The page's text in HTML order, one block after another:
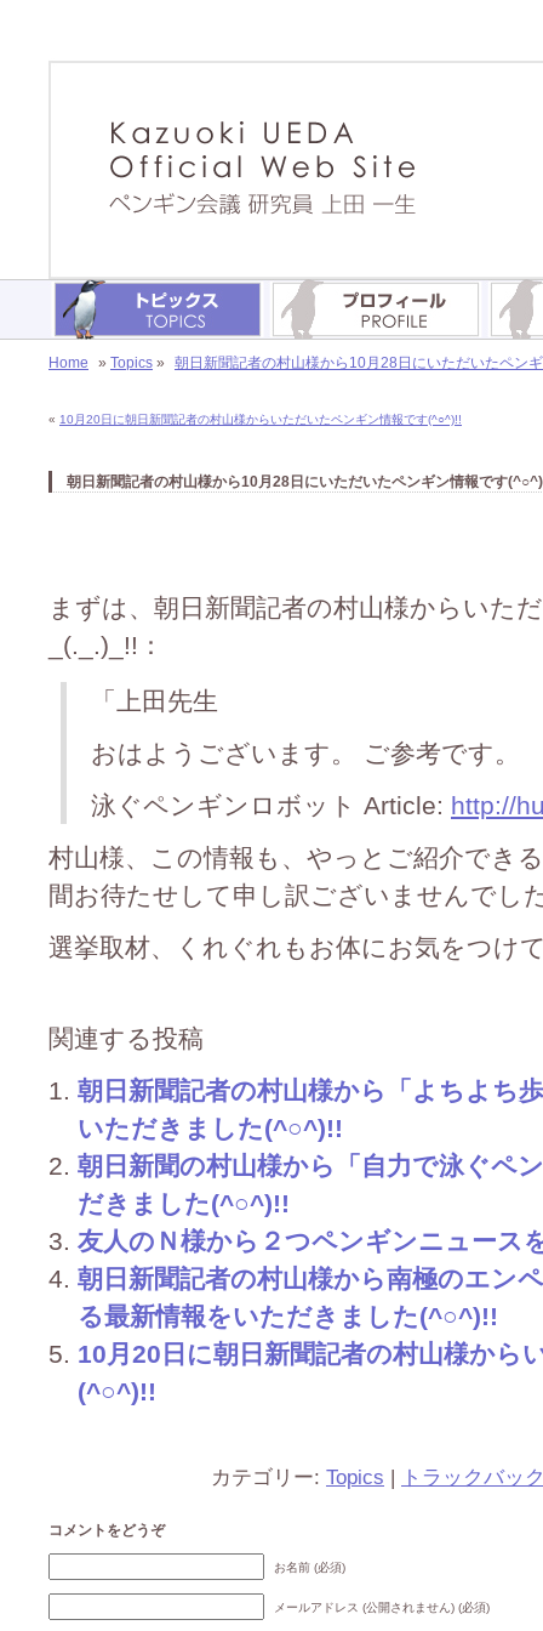
Home » Topics » 朝日新聞記者の村山様から10月28日にいただいたペン
« 10月20日に朝日新聞記者の村山様からいただいたペンギン情報です(^○^)!!
朝日新聞記者の村山様から10月28日にいただいたペンギン情報です
まずは、朝日新聞記者の村山様からいた
_(._.)_!!：
「上田先生
おはようございます。 ご参考です。
泳ぐペンギンロボット Article: http://
村山様、この情報も、やっとご紹介でき
間お待たせして申し訳ございませんでし
選挙取材、くれぐれもお体にお気をつけ
関連する投稿
朝日新聞記者の村山様から「よちよち
いただきました(^○^)!!
朝日新聞の村山様から「自力で泳ぐペ
だきました(^○^)!!
友人のＮ様から２つペンギンニュース
朝日新聞記者の村山様から南極のエン
る最新情報をいただきました(^○^)!!
10月20日に朝日新聞記者の村山様から
(^○^)!!
カテゴリー: Topics | トラックバッ
コメントをどうぞ
お名前 (必須)
メールアドレス (公開されません) (必須)